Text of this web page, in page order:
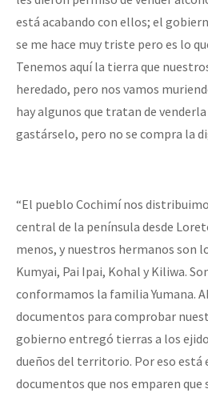
está acabando con ellos; el
se me hace muy triste pero es lo
Tenemos aquí la tierra que
heredado, pero nos vamos
hay algunos que tratan de
gastárselo, pero no se compra la
“El pueblo Cochimí nos
central de la península desde
menos, y nuestros hermanos son
Kumyai, Pai Ipai, Kohal y Kiliwa.
conformamos la familia Yumana.
documentos para comprobar
gobierno entregó tierras a los
dueños del territorio. Por eso está
documentos que nos emparen que